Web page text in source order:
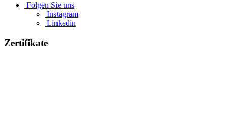
Folgen Sie uns
Instagram
Linkedin
Zertifikate